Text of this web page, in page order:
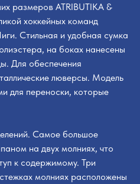
размеров ATRIBUTIKA &
хоккейных команд
Стильная и удобная сумка
на боках нанесены
Для обеспечения
люверсы. Модель
для переноски, которые
Самое большое
на двух молниях, что
к содержимому. Три
молниях расположены